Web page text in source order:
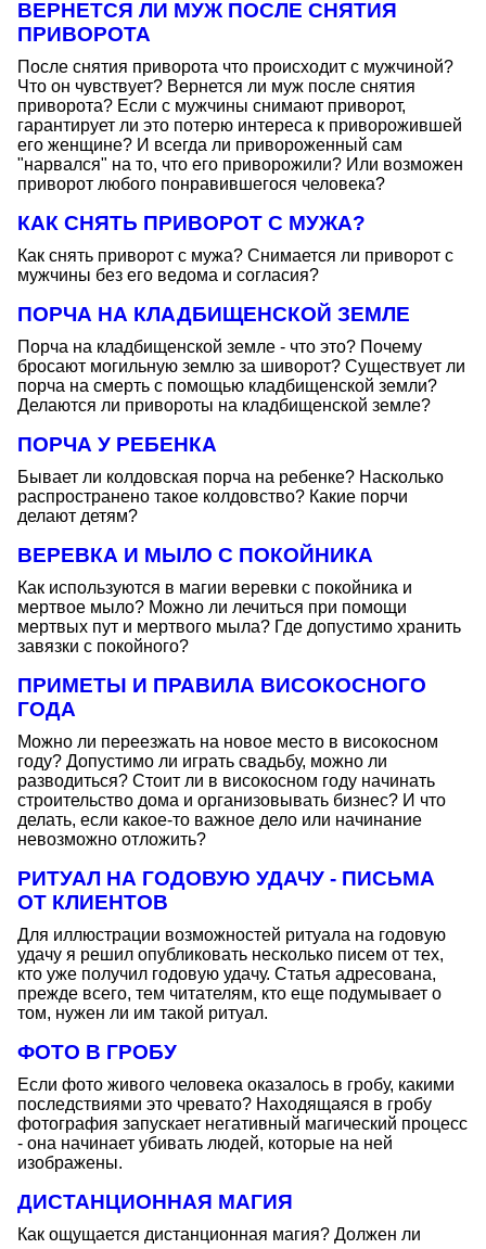
ВЕРНЕТСЯ ЛИ МУЖ ПОСЛЕ СНЯТИЯ
ПРИВОРОТА
После снятия приворота что происходит с мужчиной?
Что он чувствует? Вернется ли муж после снятия
приворота? Если с мужчины снимают приворот,
гарантирует ли это потерю интереса к приворожившей
его женщине? И всегда ли привороженный сам
"нарвался" на то, что его приворожили? Или возможен
приворот любого понравившегося человека?
КАК СНЯТЬ ПРИВОРОТ С МУЖА?
Как снять приворот с мужа? Снимается ли приворот с
мужчины без его ведома и согласия?
ПОРЧА НА КЛАДБИЩЕНСКОЙ ЗЕМЛЕ
Порча на кладбищенской земле - что это? Почему
бросают могильную землю за шиворот? Существует ли
порча на смерть с помощью кладбищенской земли?
Делаются ли привороты на кладбищенской земле?
ПОРЧА У РЕБЕНКА
Бывает ли колдовская порча на ребенке? Насколько
распространено такое колдовство? Какие порчи
делают детям?
ВЕРЕВКА И МЫЛО С ПОКОЙНИКА
Как используются в магии веревки с покойника и
мертвое мыло? Можно ли лечиться при помощи
мертвых пут и мертвого мыла? Где допустимо хранить
завязки с покойного?
ПРИМЕТЫ И ПРАВИЛА ВИСОКОСНОГО
ГОДА
Можно ли переезжать на новое место в високосном
году? Допустимо ли играть свадьбу, можно ли
разводиться? Стоит ли в високосном году начинать
строительство дома и организовывать бизнес? И что
делать, если какое-то важное дело или начинание
невозможно отложить?
РИТУАЛ НА ГОДОВУЮ УДАЧУ - ПИСЬМА
ОТ КЛИЕНТОВ
Для иллюстрации возможностей ритуала на годовую
удачу я решил опубликовать несколько писем от тех,
кто уже получил годовую удачу. Статья адресована,
прежде всего, тем читателям, кто еще подумывает о
том, нужен ли им такой ритуал.
ФОТО В ГРОБУ
Если фото живого человека оказалось в гробу, какими
последствиями это чревато? Находящаяся в гробу
фотография запускает негативный магический процесс
- она начинает убивать людей, которые на ней
изображены.
ДИСТАНЦИОННАЯ МАГИЯ
Как ощущается дистанционная магия? Должен ли